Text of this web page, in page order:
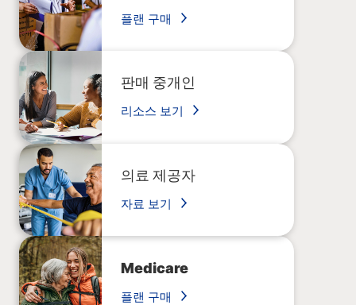
플랜 구매
Medicare
플랜 구매
판매 중개인
리소스 보기
의료 제공자
자료 보기